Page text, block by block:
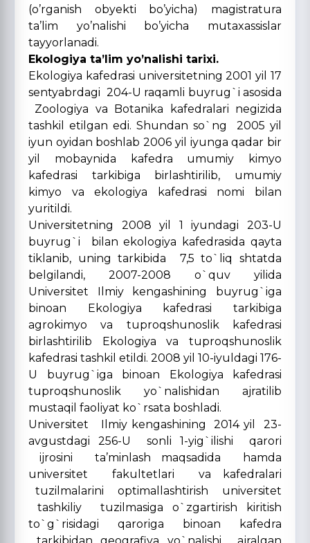
(o’rganish obyekti bo’yicha) magistratura
ta’lim yo’nalishi bo’yicha mutaxassislar
tayyorlanadi.
Ekologiya ta’lim yo’nalishi tarixi.
Ekologiya kafedrasi universitetning 2001 yil 17
sentyabrdagi 204-U raqamli buyrug`i asosida
Zoologiya va Botanika kafedralari negizida
tashkil etilgan edi. Shundan so`ng 2005 yil
iyun oyidan boshlab 2006 yil iyunga qadar bir
yil mobaynida kafedra umumiy kimyo
kafedrasi tarkibiga birlashtirilib, umumiy
kimyo va ekologiya kafedrasi nomi bilan
yuritildi.
Universitetning 2008 yil 1 iyundagi 203-U
buyrug`i bilan ekologiya kafedrasida qayta
tiklanib, uning tarkibida 7,5 to`liq shtatda
belgilandi, 2007-2008 o`quv yilida
Universitet Ilmiy kengashining buyrug`iga
binoan Ekologiya kafedrasi tarkibiga
agrokimyo va tuproqshunoslik kafedrasi
birlashtirilib Ekologiya va tuproqshunoslik
kafedrasi tashkil etildi. 2008 yil 10-iyuldagi 176-
U buyrug`iga binoan Ekologiya kafedrasi
tuproqshunoslik yo`nalishidan ajratilib
mustaqil faoliyat ko`rsata boshladi.
Universitet Ilmiy kengashining 2014 yil 23-
avgustdagi 256-U sonli 1-yig`ilishi qarori
ijrosini ta’minlash maqsadida hamda
universitet fakultetlari va kafedralari
tuzilmalarini optimallashtirish universitet
tashkiliy tuzilmasiga o`zgartirish kiritish
to`g`risidagi qaroriga binoan kafedra